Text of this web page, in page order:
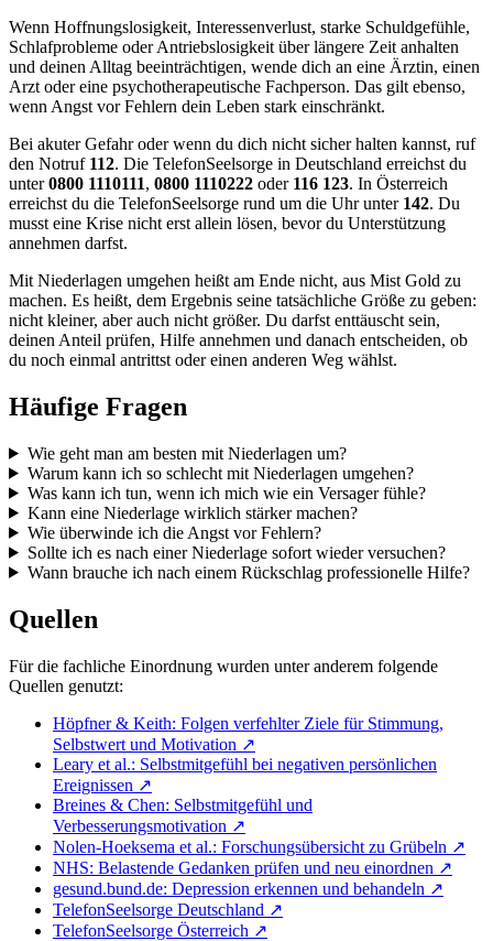
Wenn Hoffnungslosigkeit, Interessenverlust, starke Schuldgefühle,
Schlafprobleme oder Antriebslosigkeit über längere Zeit anhalten
und deinen Alltag beeinträchtigen, wende dich an eine Ärztin, einen
Arzt oder eine psychotherapeutische Fachperson. Das gilt ebenso,
wenn Angst vor Fehlern dein Leben stark einschränkt.
Bei akuter Gefahr oder wenn du dich nicht sicher halten kannst, ruf
den Notruf 112. Die TelefonSeelsorge in Deutschland erreichst du
unter0800 1110111, 0800 1110222 oder 116 123. In Österreich
erreichst du die TelefonSeelsorge rund um die Uhr unter 142. Du
musst eine Krise nicht erst allein lösen, bevor du Unterstützung
annehmen darfst.
Mit Niederlagen umgehen heißt am Ende nicht, aus Mist Gold zu
machen. Es heißt, dem Ergebnis seine tatsächliche Größe zu geben:
nicht kleiner, aber auch nicht größer. Du darfst enttäuscht sein,
deinen Anteil prüfen, Hilfe annehmen und danach entscheiden, ob
du noch einmal antrittst oder einen anderen Weg wählst.
Häufige Fragen
Wie geht man am besten mit Niederlagen um?
Warum kann ich so schlecht mit Niederlagen umgehen?
Was kann ich tun, wenn ich mich wie ein Versager fühle?
Kann eine Niederlage wirklich stärker machen?
Wie überwinde ich die Angst vor Fehlern?
Sollte ich es nach einer Niederlage sofort wieder versuchen?
Wann brauche ich nach einem Rückschlag professionelle Hilfe?
Quellen
Für die fachliche Einordnung wurden unter anderem folgende
Quellen genutzt:
Höpfner & Keith: Folgen verfehlter Ziele für Stimmung,
Selbstwert und Motivation ↗
Leary et al.: Selbstmitgefühl bei negativen persönlichen
Ereignissen ↗
Breines & Chen: Selbstmitgefühl und
Verbesserungsmotivation ↗
Nolen-Hoeksema et al.: Forschungsübersicht zu Grübeln ↗
NHS: Belastende Gedanken prüfen und neu einordnen ↗
gesund.bund.de: Depression erkennen und behandeln ↗
TelefonSeelsorge Deutschland ↗
TelefonSeelsorge Österreich ↗